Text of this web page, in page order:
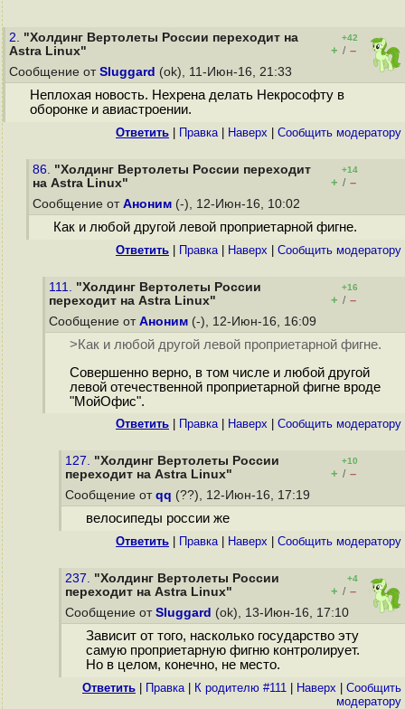
2. "Холдинг Вертолеты России переходит на
Astra Linux"
+42
+ / –
Сообщение от Sluggard (ok), 11-Июн-16, 21:33
Неплохая новость. Нехрена делать Некрософту в
оборонке и авиастроении.
Ответить Правка| Наверх Cообщить модератору
86. "Холдинг Вертолеты России переходит
на Astra Linux"
+14
+ / –
Сообщение от Аноним (-), 12-Июн-16, 10:02
Как и любой другой левой проприетарной фигне.
Ответить Правка| Наверх Cообщить модератору
111. "Холдинг Вертолеты России
переходит на Astra Linux"
+16
+ / –
Сообщение от Аноним (-), 12-Июн-16, 16:09
>Как и любой другой левой проприетарной фигне.
Совершенно верно, в том числе и любой другой
левой отечественной проприетарной фигне вроде
"МойОфис".
Ответить Правка| Наверх Cообщить модератору
127. "Холдинг Вертолеты России
переходит на Astra Linux"
+10
+ / –
Сообщение от qq (??), 12-Июн-16, 17:19
велосипеды россии же
Ответить Правка| Наверх Cообщить модератору
237. "Холдинг Вертолеты России
переходит на Astra Linux"
+4
+ / –
Сообщение от Sluggard (ok), 13-Июн-16, 17:10
Зависит от того, насколько государство эту
самую проприетарную фигню контролирует.
Но в целом, конечно, не место.
Ответить Правка| К родителю #111 Наверх
Cообщить
модератору